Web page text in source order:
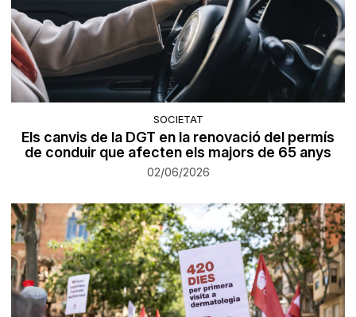
SOCIETAT
Els canvis de la DGT en la renovació del permís
de conduir que afecten els majors de 65 anys
02/06/2026